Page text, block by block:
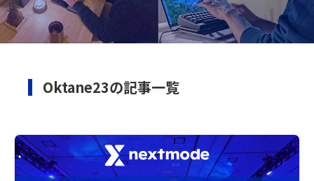
Oktane23の記事一覧